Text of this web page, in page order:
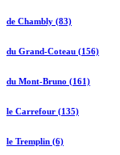
de Chambly (83)
du Grand-Coteau (156)
du Mont-Bruno (161)
le Carrefour (135)
le Tremplin (6)